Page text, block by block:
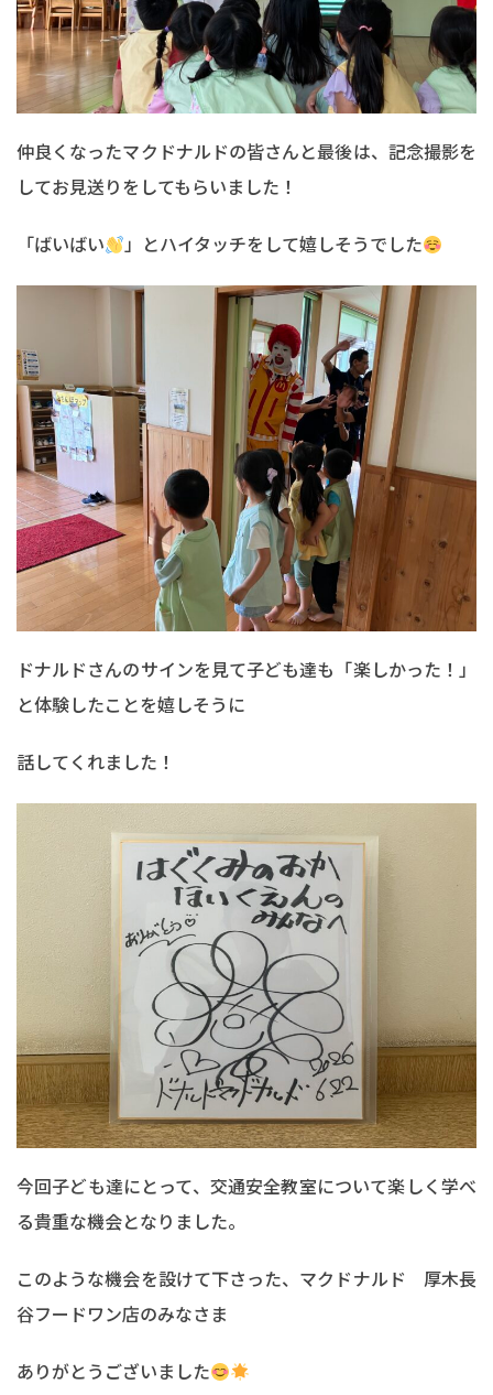
仲良くなったマクドナルドの皆さんと最後は、記念撮影を
してお見送りをしてもらいました！
「ばいばい 」とハイタッチをして嬉しそうでした
ドナルドさんのサインを見て子ども達も「楽しかった！」
と体験したことを嬉しそうに
話してくれました！
今回子ども達にとって、交通安全教室について楽しく学べ
る貴重な機会となりました。
このような機会を設けて下さった、マクドナルド 厚木長
谷フードワン店のみなさま
ありがとうございました